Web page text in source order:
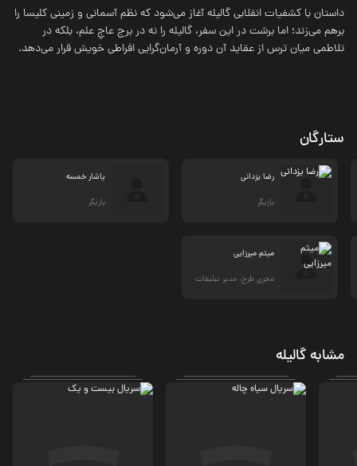
داستان با کشفیات انقلابی گالیله آغاز می‌شود که نظم آسمانی و زمینی کلیسا را
برهم می‌زند؛ اما برشت در این سفر، گالیله را نه در برج عاجِ علم، بلکه در
تلاطمی میان ترس از عقاید آن دوره و آرمان‌گرایی افراطی خویش قرار می‌دهد.
ستارگان
رضا یزدانی
بازیگر
یاشار خمسه
بازیگر
میثم میرزایی
مجری طرح، مدیر تبلیغات
مشابه گالیله